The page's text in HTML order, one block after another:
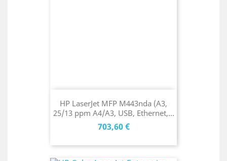
HP LaserJet MFP M443nda (A3,
25/13 ppm A4/A3, USB, Ethernet,...
Cena
703,60 €